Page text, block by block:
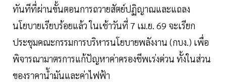
ทันทีที่ผ่านขั้นตอนการถวายสัตย์ปฏิญาณและแถลง
นโยบายเรียบร้อยแล้ว ในเช้าวันที่ 7 เม.ย. 69 จะเรียก
ประชุมคณะกรรมการบริหารนโยบายพลังงาน (กบง.) เพื่อ
พิจารณามาตรการแก้ปัญหาค่าครองชีพเร่งด่วน ทั้งในส่วน
ของราคาน้ำมันและค่าไฟฟ้า